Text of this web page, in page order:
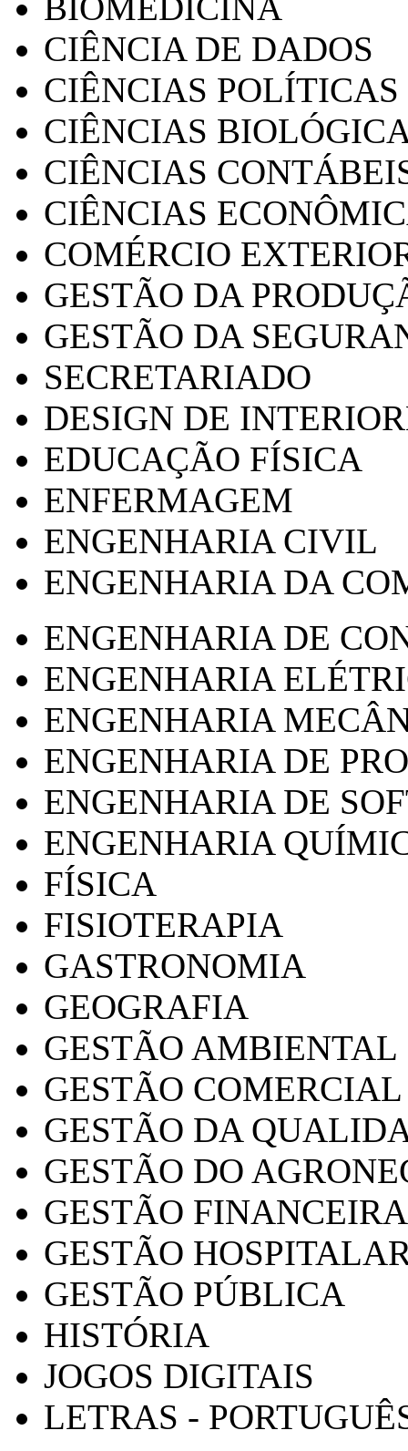
CIÊNCIA DE DADOS
CIÊNCIAS POLÍTICAS
CIÊNCIAS
CIÊNCIAS
CIÊNCIAS
COMÉRCIO
GESTÃO DA
GESTÃO DA
SECRETARIADO
DESIGN DE
EDUCAÇÃO FÍSICA
ENFERMAGEM
ENGENHARIA CIVIL
ENGENHARIA DA
ENGENHARIA DE
ENGENHARIA
ENGENHARIA
ENGENHARIA DE
ENGENHARIA DE
ENGENHARIA
FÍSICA
FISIOTERAPIA
GASTRONOMIA
GEOGRAFIA
GESTÃO AMBIENTAL
GESTÃO COMERCIAL
GESTÃO DA
GESTÃO DO
GESTÃO FINANCEIRA
GESTÃO
GESTÃO PÚBLICA
HISTÓRIA
JOGOS DIGITAIS
LETRAS -